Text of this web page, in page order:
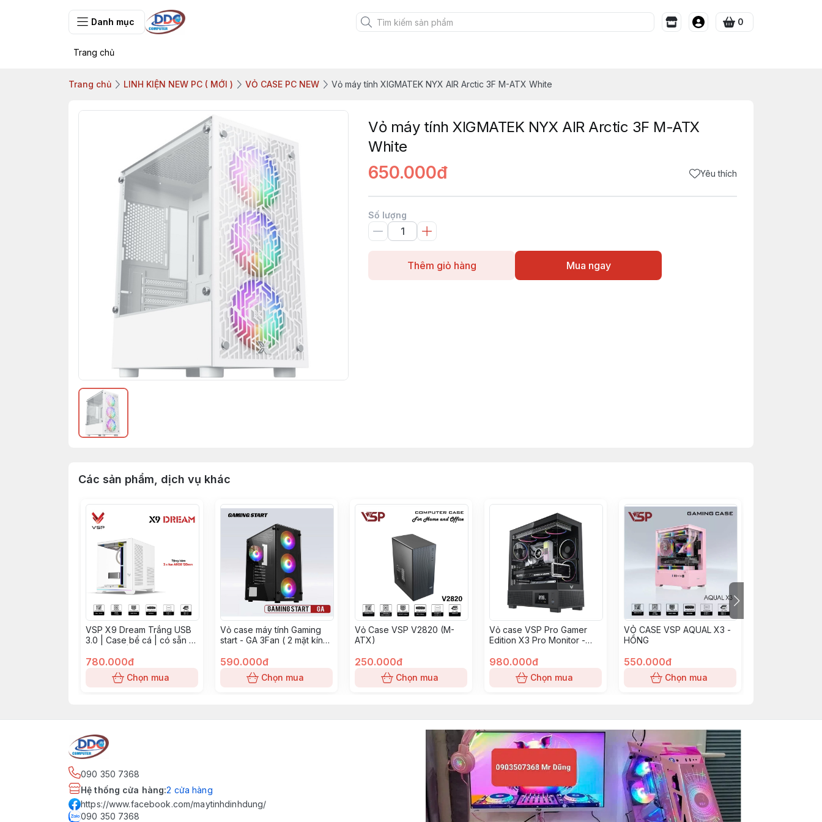
Danh mục 0
Trang chủ
Trang chủ LINH KIỆN NEW PC ( MỚI ) VỎ CASE PC NEW Vỏ máy tính XIGMATEK NYX AIR Arctic 3F M-ATX White
Vỏ máy tính XIGMATEK NYX AIR Arctic 3F M-ATX
White
650.000đ Yêu thích
Số lượng
Thêm giỏ hàng Mua ngay
Các sản phẩm, dịch vụ khác
VSP X9 Dream Trắng USB
3.0 | Case bể cá | có sẵn 3
strip ở đáy
780.000đ
Chọn mua
Vỏ case máy tính Gaming
start - GA 3Fan ( 2 mặt kính
590.000đ
Chọn mua
Vỏ Case VSP V2820 (M-
ATX)
250.000đ
Chọn mua
Vỏ case VSP Pro Gamer
Edition X3 Pro Monitor -
980.000đ
Chọn mua
VỎ CASE VSP AQUAL X3 -
HỒNG
550.000đ
Chọn mua
090 350 7368
Hệ thống cửa hàng:2 cửa hàng
https://www.facebook.com/maytinhdinhdung/
090 350 7368